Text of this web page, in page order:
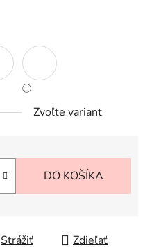
Zvoľte variant
DO KOŠÍKA
Strážiť Zdieľať